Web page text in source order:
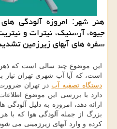
هنر شهر: امروزه آلودگی
جیوه، آرسنیك، نیترات و
سفره های آبهای زیرزمین
این موضوع چند سالی است که ذهن
است، که آیا آب شهری تهران نیاز
دستگاه تصفیه آب
دارد با بررسی این موضوع
ارائه دهد، امروزه به دلیل
بزرگ از جمله آلودگی هوا که با
کرده و وارد آبهای زیرزمینی می